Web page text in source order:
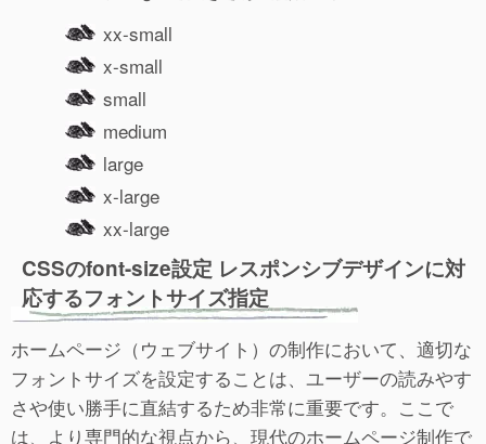
xx-small
x-small
small
medium
large
x-large
xx-large
CSSのfont-size設定 レスポンシブデザインに対
応するフォントサイズ指定
ホームページ（ウェブサイト）の制作において、適切な
フォントサイズを設定することは、ユーザーの読みやす
さや使い勝手に直結するため非常に重要です。ここで
は、より専門的な視点から、現代のホームページ制作で